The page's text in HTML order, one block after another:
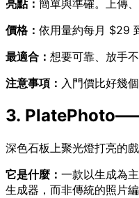
亮點： 簡單與準確。上傳
價格： 依用量約每月 $29
最適合： 想要可靠、放手
注意事項： 入門價比好幾
3.
深色石板上聚光燈打亮的
它是什麼： 一款以生成為
生成器，而非傳統的照片編